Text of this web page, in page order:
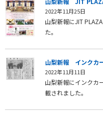
2022年11月25日
山梨新報にJIT
た。
山梨新報 インクカ
2022年11月11日
山梨新報にインクカ
載されました。